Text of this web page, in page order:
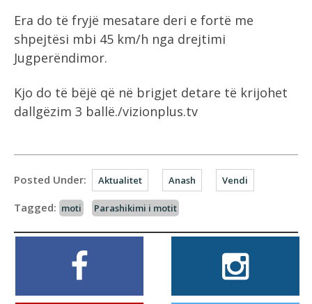
Era do të fryjë mesatare deri e fortë me
shpejtësi mbi 45 km/h nga drejtimi
Jugperëndimor.
Kjo do të bëjë që në brigjet detare të krijohet
dallgëzim 3 ballë./vizionplus.tv
Posted Under: Aktualitet Anash Vendi
Tagged: moti Parashikimi i motit